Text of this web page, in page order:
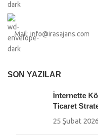
Mail: info@irasajans.com
SON YAZILAR
İnternette
Ticaret
25 Şubat 2026